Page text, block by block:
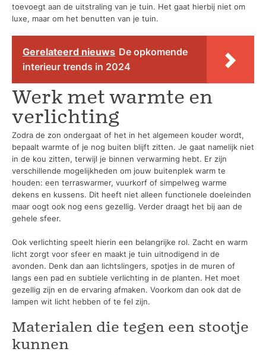
toevoegt aan de uitstraling van je tuin. Het gaat hierbij niet om
luxe, maar om het benutten van je tuin.
Gerelateerd nieuws De opkomende
interieur trends in 2024
Werk met warmte en
verlichting
Zodra de zon ondergaat of het in het algemeen kouder wordt,
bepaalt warmte of je nog buiten blijft zitten. Je gaat namelijk niet
in de kou zitten, terwijl je binnen verwarming hebt. Er zijn
verschillende mogelijkheden om jouw buitenplek warm te
houden: een terraswarmer, vuurkorf of simpelweg warme
dekens en kussens. Dit heeft niet alleen functionele doeleinden
maar oogt ook nog eens gezellig. Verder draagt het bij aan de
gehele sfeer.
Ook verlichting speelt hierin een belangrijke rol. Zacht en warm
licht zorgt voor sfeer en maakt je tuin uitnodigend in de
avonden. Denk dan aan lichtslingers, spotjes in de muren of
langs een pad en subtiele verlichting in de planten. Het moet
gezellig zijn en de ervaring afmaken. Voorkom dan ook dat de
lampen wit licht hebben of te fel zijn.
Materialen die tegen een stootje
kunnen